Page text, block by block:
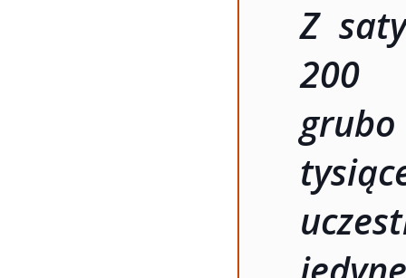
Z
200